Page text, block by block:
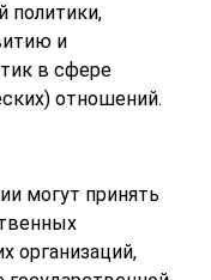
политики,
и
в сфере
отношений.
могут принять
организаций,